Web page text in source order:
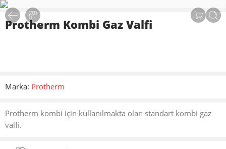
Protherm Kombi Gaz Valfi
Marka: Protherm
Protherm kombi için kullanılmakta olan standart kombi gaz
valfi.